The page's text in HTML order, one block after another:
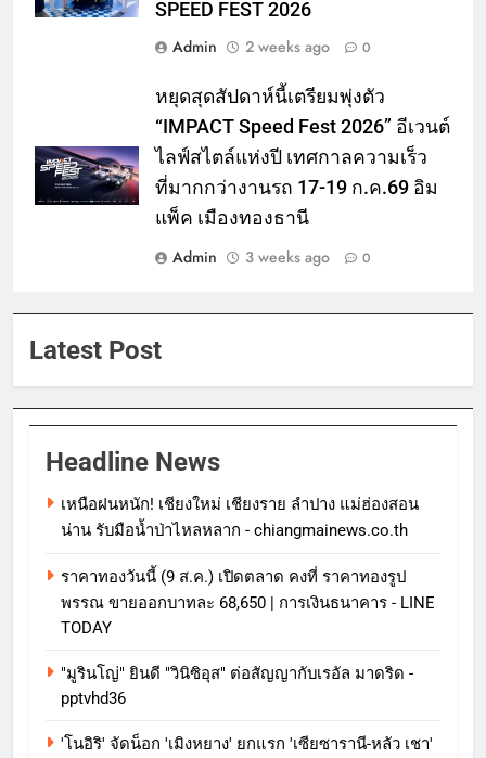
SPEED FEST 2026
Admin
2 weeks ago 0
หยุดสุดสัปดาห์นี้เตรียมพุ่งตัว
“IMPACT Speed Fest 2026” อีเวนต์
ไลฟ์สไตล์แห่งปี เทศกาลความเร็ว
ที่มากกว่างานรถ 17-19 ก.ค.69 อิม
แพ็ค เมืองทองธานี
Admin
3 weeks ago 0
Latest Post
Headline News
เหนือฝนหนัก! เชียงใหม่ เชียงราย ลำปาง แม่ฮ่องสอน
น่าน รับมือน้ำป่าไหลหลาก - chiangmainews.co.th
ราคาทองวันนี้ (9 ส.ค.) เปิดตลาด คงที่ ราคาทองรูป
พรรณ ขายออกบาทละ 68,650 | การเงินธนาคาร - LINE
TODAY
"มูรินโญ่" ยินดี "วินิซิอุส" ต่อสัญญากับเรอัล มาดริด -
pptvhd36
'โนอิริ' จัดน็อก 'เมิงหยาง' ยกแรก 'เซียซารานี-หลัว เชา'